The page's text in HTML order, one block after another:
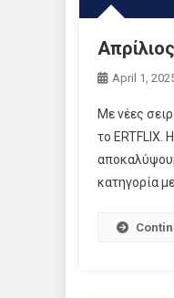
April 1,
Με νέες
το ERTFLIX.
κατηγορία